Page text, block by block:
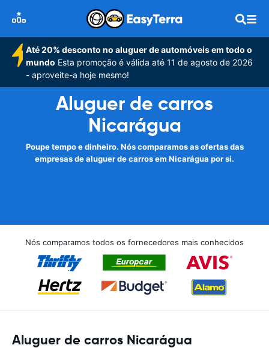
Até 20% desconto no aluguer de automóveis em todo o
mundo Esta promoção é válida até 11 de agosto de 2026
- aproveite-a hoje mesmo!
Aluguer de carros
Nicarágua
Poupe tempo e dinheiro. Nós comparamos as ofertas das
empresas de aluguer de carros em Nicarágua por si.
Nós comparamos todos os fornecedores mais conhecidos
Aluguer de carros Nicarágua